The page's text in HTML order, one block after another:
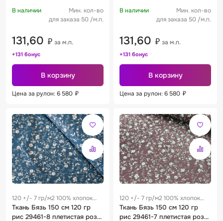
В наличии
Мин. кол-во
для заказа 50 /м.п.
131,60 ₽ за м.п.
+131 бонус
В корзину
Цена за рулон: 6 580 ₽
В наличии
Мин. кол-во
для заказа 50 /м.п.
131,60 ₽ за м.п.
+131 бонус
В корзину
Цена за рулон: 6 580 ₽
120 +/- 7 гр/м2 100% хлопок
0.28 м
Ткань Бязь 150 см 120 гр
рис 29461-8 плетистая роза
120 +/- 7 гр/м2 100% хлопок
0.28 м
Ткань Бязь 150 см 120 гр
рис 29461-7 плетистая роза